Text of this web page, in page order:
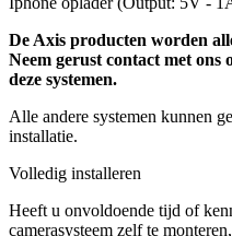
De Axis producten worden
Neem gerust contact met
deze systemen.
Alle andere systemen kunnen
installatie.
Volledig installeren
Heeft u onvoldoende tijd of
camerasysteem zelf te